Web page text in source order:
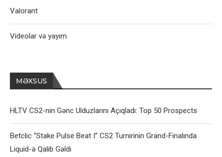
Valorant
Videolar və yayım
MƏXSUS
HLTV CS2-nin Gənc Ulduzlarını Açıqladı: Top 50 Prospects
Betclic “Stake Pulse Beat I” CS2 Turnirinin Grand-Finalında
Liquid-ə Qalib Gəldi